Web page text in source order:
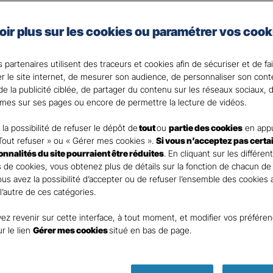
les spécificités de votre activité et de votre situation.
de notre expertise et réactivité en cas de sinistre.
DEMANDE DE DEVIS
remplir ce rapide questionnaire afin que
rapidement pour finaliser l’étude précise de
plus sur les cookies ou paramétrer vos
partenaires utilisent des traceurs et cookies afin de sécuriser et de
le site internet, de mesurer son audience, de personnaliser son
la publicité ciblée, de partager du contenu sur les réseaux sociaux,
sur ses pages ou encore de permettre la lecture de vidéos.
la possibilité de refuser le dépôt detoutou partie des cookies en
refuser » ou « Gérer mes cookies ». Si vous n’acceptez pas
du site pourraient être réduites. En cliquant sur les
de cookies, vous obtenez plus de détails sur la fonction de chacun
avez la possibilité d’accepter ou de refuser l’ensemble des cookies
de ces catégories.
revenir sur cette interface, à tout moment, et modifier vos
le lien Gérer mes cookiessitué en bas de page.